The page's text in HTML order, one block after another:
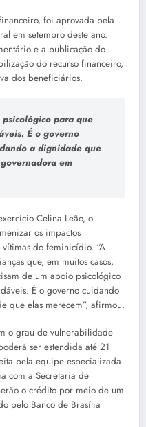
foi aprovada pela
em setembro deste ano.
e a publicação do
do recurso financeiro,
dos beneficiários.
psicológico para que
É o governo
a dignidade que
em
Celina Leão, o
os impactos
vítimas do feminicídio. “A
que, em muitos casos,
de um apoio psicológico
É o governo cuidando
que elas merecem”, afirmou.
o grau de vulnerabilidade
ser estendida até 21
pela equipe especializada
com a Secretaria de
o crédito por meio de um
pelo Banco de Brasília